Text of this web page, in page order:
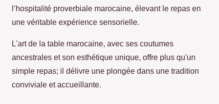
l’hospitalité proverbiale marocaine, élevant le repas en
une véritable expérience sensorielle.
L'art de la table marocaine, avec ses coutumes
ancestrales et son esthétique unique, offre plus qu'un
simple repas; il délivre une plongée dans une tradition
conviviale et accueillante.